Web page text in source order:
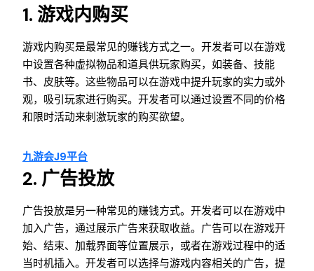
1. 游戏内购买
游戏内购买是最常见的赚钱方式之一。开发者可以在游戏
中设置各种虚拟物品和道具供玩家购买，如装备、技能
书、皮肤等。这些物品可以在游戏中提升玩家的实力或外
观，吸引玩家进行购买。开发者可以通过设置不同的价格
和限时活动来刺激玩家的购买欲望。
九游会J9平台
2. 广告投放
广告投放是另一种常见的赚钱方式。开发者可以在游戏中
加入广告，通过展示广告来获取收益。广告可以在游戏开
始、结束、加载界面等位置展示，或者在游戏过程中的适
当时机插入。开发者可以选择与游戏内容相关的广告，提